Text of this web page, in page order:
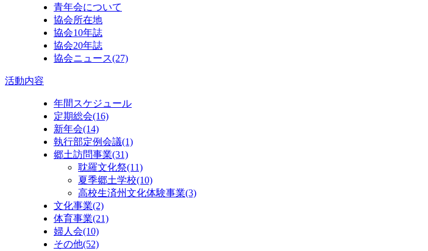
青年会について
協会所在地
協会10年誌
協会20年誌
協会ニュース(27)
活動内容
年間スケジュール
定期総会(16)
新年会(14)
執行部定例会議(1)
郷土訪問事業(31)
耽羅文化祭(11)
夏季郷土学校(10)
高校生済州文化体験事業(3)
文化事業(2)
体育事業(21)
婦人会(10)
その他(52)